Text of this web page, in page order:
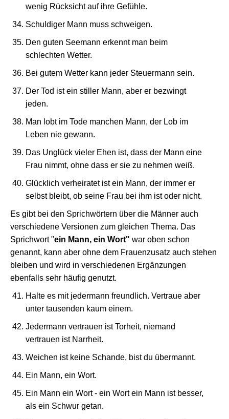
wenig Rücksicht auf ihre Gefühle.
Schuldiger Mann muss schweigen.
Den guten Seemann erkennt man beim
schlechten Wetter.
Bei gutem Wetter kann jeder Steuermann sein.
Der Tod ist ein stiller Mann, aber er bezwingt
jeden.
Man lobt im Tode manchen Mann, der Lob im
Leben nie gewann.
Das Unglück vieler Ehen ist, dass der Mann eine
Frau nimmt, ohne dass er sie zu nehmen weiß.
Glücklich verheiratet ist ein Mann, der immer er
selbst bleibt, ob seine Frau bei ihm ist oder nicht.
Es gibt bei den Sprichwörtern über die Männer auch
verschiedene Versionen zum gleichen Thema. Das
Sprichwort "ein Mann, ein Wort" war oben schon
genannt, kann aber ohne dem Frauenzusatz auch stehen
bleiben und wird in verschiedenen Ergänzungen
ebenfalls sehr häufig genutzt.
Halte es mit jedermann freundlich. Vertraue aber
unter tausenden kaum einem.
Jedermann vertrauen ist Torheit, niemand
vertrauen ist Narrheit.
Weichen ist keine Schande, bist du übermannt.
Ein Mann, ein Wort.
Ein Mann ein Wort - ein Wort ein Mann ist besser,
als ein Schwur getan.